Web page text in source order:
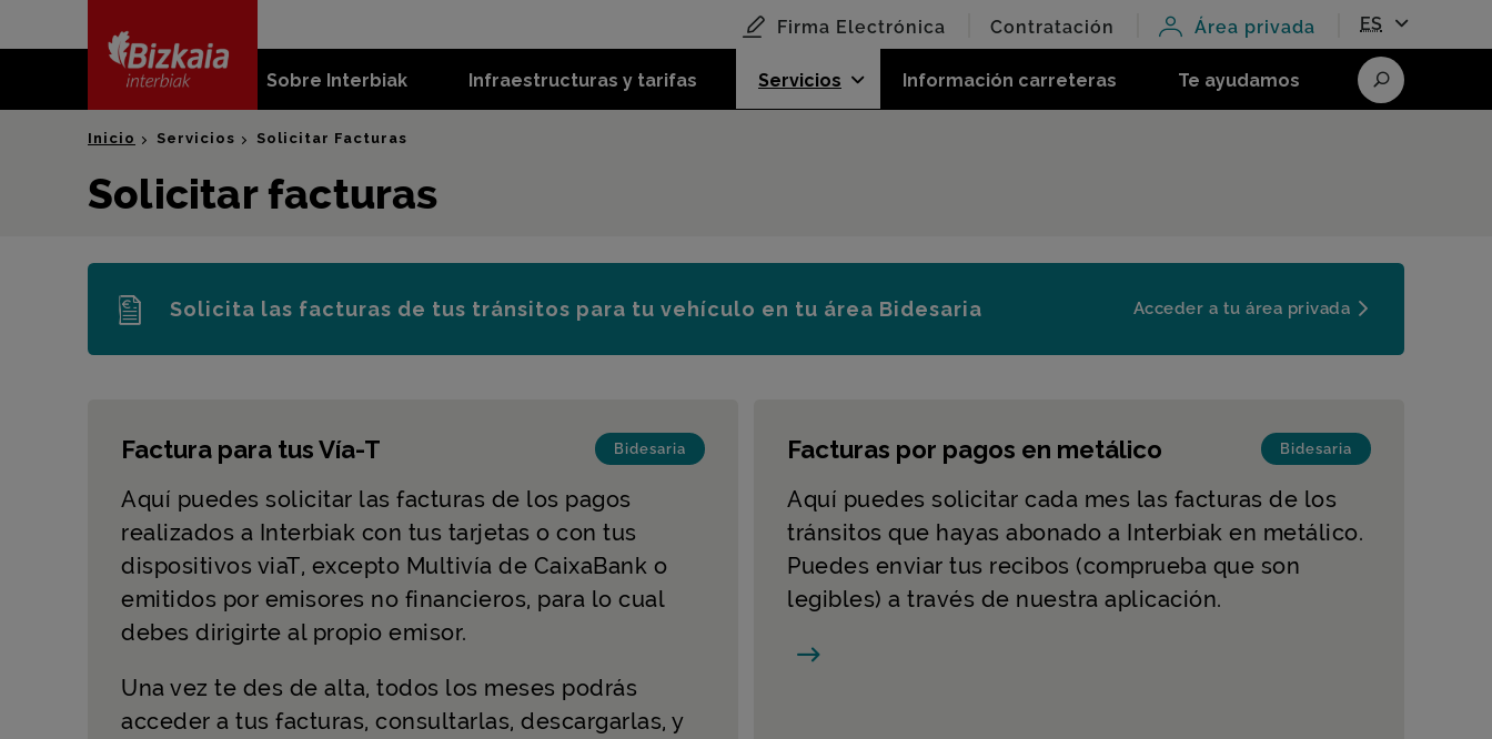
content
Sobre Interbiak Infraestructuras y tarifas Servicios Información carreteras Te ayudamos
Firma Electrónica Contratación Área privada ES
Buscar
Inicio Servicios Solicitar Facturas
Solicitar facturas
Solicita las facturas de tus tránsitos para tu vehículo en tu área Bidesaria Acceder a tu área privada
Factura para tus Vía-T Bidesaria
Aquí puedes solicitar las facturas de los pagos
realizados a Interbiak con tus tarjetas o con tus
dispositivos viaT, excepto Multivía de CaixaBank o
emitidos por emisores no financieros, para lo cual
debes dirigirte al propio emisor.
Una vez te des de alta, todos los meses podrás
acceder a tus facturas, consultarlas, descargarlas, y
Facturas por pagos en metálico Bidesaria
Aquí puedes solicitar cada mes las facturas de los
tránsitos que hayas abonado a Interbiak en metálico.
Puedes enviar tus recibos (comprueba que son
legibles) a través de nuestra aplicación.